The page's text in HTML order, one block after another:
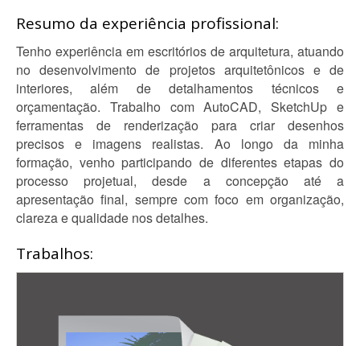
Resumo da experiência profissional:
Tenho experiência em escritórios de arquitetura, atuando
no desenvolvimento de projetos arquitetônicos e de
interiores, além de detalhamentos técnicos e
orçamentação. Trabalho com AutoCAD, SketchUp e
ferramentas de renderização para criar desenhos
precisos e imagens realistas. Ao longo da minha
formação, venho participando de diferentes etapas do
processo projetual, desde a concepção até a
apresentação final, sempre com foco em organização,
clareza e qualidade nos detalhes.
Trabalhos: